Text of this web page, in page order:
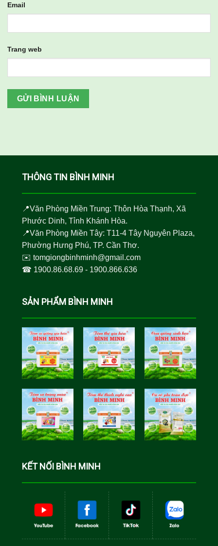
Email
Trang web
THÔNG TIN BÌNH MINH
📍Văn Phòng Miền Trung: Thôn Hòa Thạnh, Xã
Phước Dinh, Tỉnh Khánh Hòa.
📍Văn Phòng Miền Tây: T11-4 Tây Nguyên Plaza,
Phường Hưng Phú, TP. Cần Thơ.
✉️ tomgiongbinhminh@gmail.com
☎︎ 1900.86.68.69- 1900.866.636
SẢN PHẨM BÌNH MINH
Hóa Bình
Minh
Học Bình
Minh
KẾT NỐI BÌNH MINH